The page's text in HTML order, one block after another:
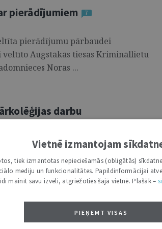
pierādījumiem
7
pierādījumu pārbaudei
Augstākās tiesas Krimināllietu
Noras ...
darbu
tika ievēlēti tiesneši –
priekšsēdētājs – tolaik
pilnveidošanai
54
Vietnē izmantojam
tiek izmantotas nepieciešamās (obligātās)
mediju un funkcionalitātes. Papildinformācijai
mainīt savu izvēli, atgriežoties šajā vietnē. Plašāk –
PIEŅEMT VISAS